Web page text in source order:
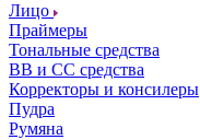
Лицо
Праймеры
Тональные средства
ВВ и СС средства
Корректоры и консилеры
Пудра
Румяна